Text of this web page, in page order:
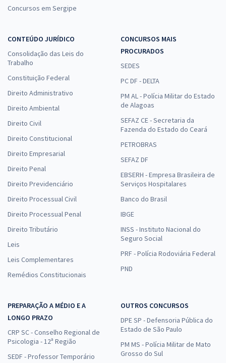
Concursos em Sergipe
CONTEÚDO JURÍDICO
Consolidação das Leis do
Trabalho
Constituição Federal
Direito Administrativo
Direito Ambiental
Direito Civil
Direito Constitucional
Direito Empresarial
Direito Penal
Direito Previdenciário
Direito Processual Civil
Direito Processual Penal
Direito Tributário
Leis
Leis Complementares
Remédios Constitucionais
CONCURSOS MAIS
PROCURADOS
SEDES
PC DF - DELTA
PM AL - Polícia Militar do Estado
de Alagoas
SEFAZ CE - Secretaria da
Fazenda do Estado do Ceará
PETROBRAS
SEFAZ DF
EBSERH - Empresa Brasileira de
Serviços Hospitalares
Banco do Brasil
IBGE
INSS - Instituto Nacional do
Seguro Social
PRF - Polícia Rodoviária Federal
PND
PREPARAÇÃO A MÉDIO E A
LONGO PRAZO
CRP SC - Conselho Regional de
Psicologia - 12ª Região
SEDF - Professor Temporário
OUTROS CONCURSOS
DPE SP - Defensoria Pública do
Estado de São Paulo
PM MS - Polícia Militar de Mato
Grosso do Sul